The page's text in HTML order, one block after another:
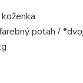
poťah /